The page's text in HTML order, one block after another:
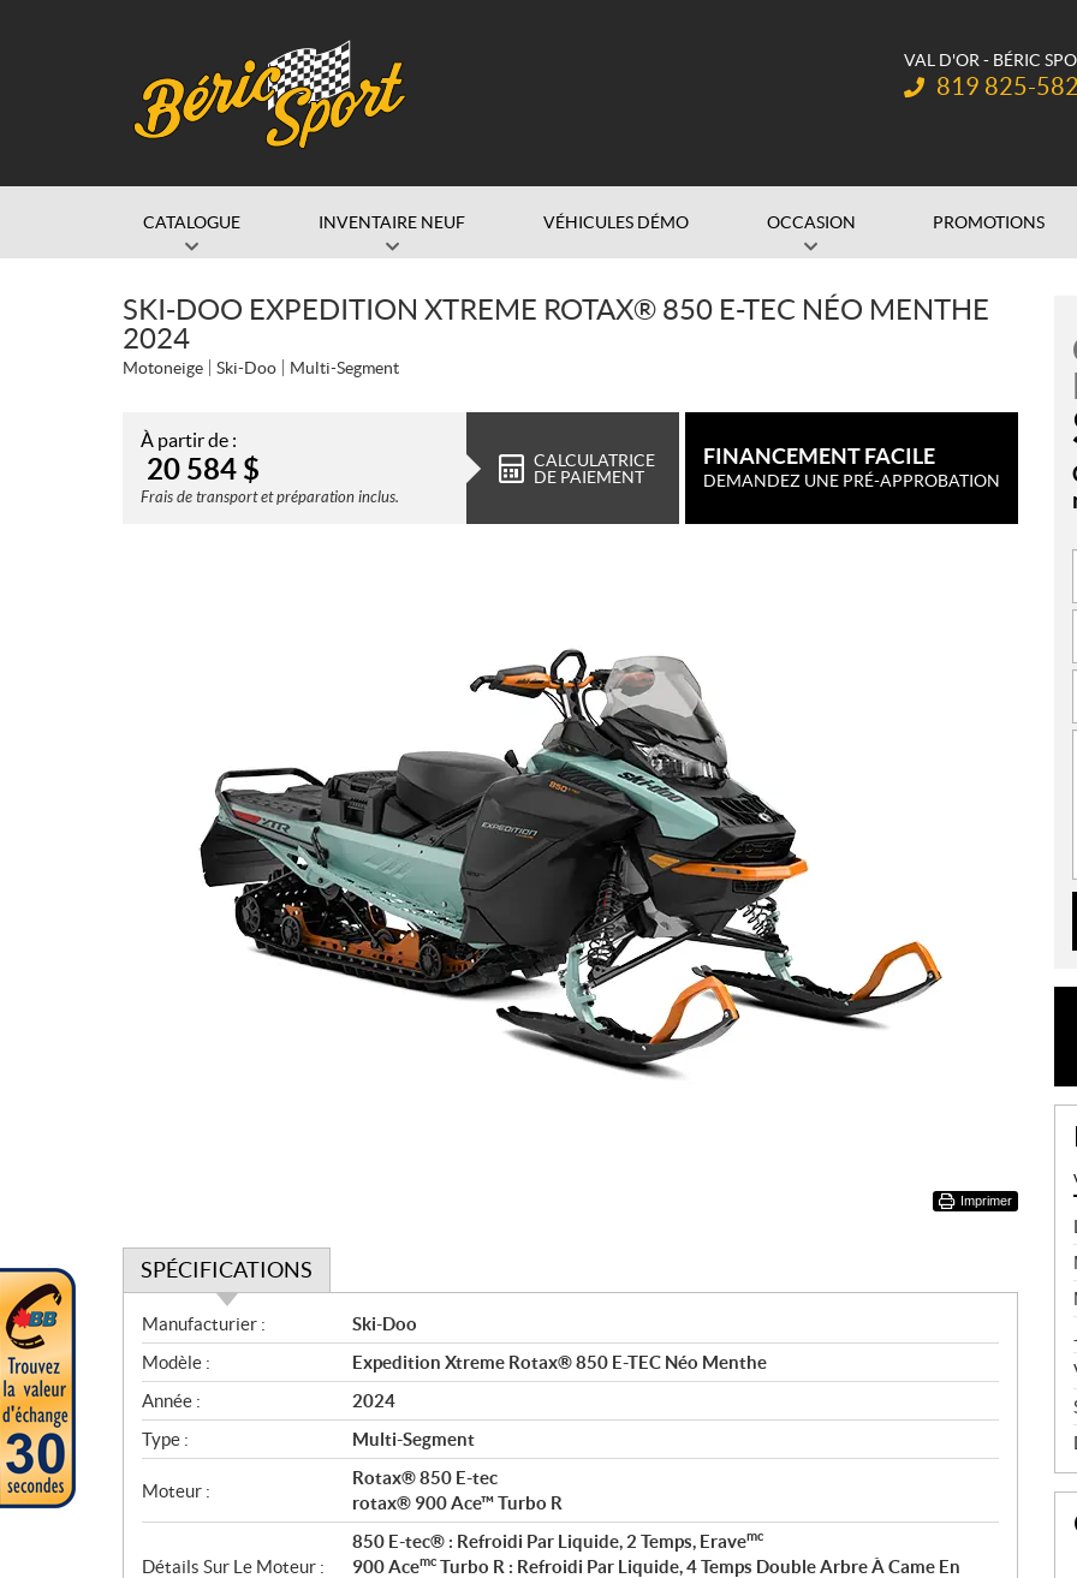
VAL D'OR - BÉRIC
Téléphone :
819 825-
CATALOGUE INVENTAIRE NEUF VÉHICULES DÉMO OCCASION PROMOTIONS
SKI-DOO EXPEDITION XTREME ROTAX® 850 E-TEC NÉO MENTHE
2024
Motoneige Ski-Doo Multi-Segment
À partir de :
20 584 $
Frais de transport et préparation inclus.
CALCULATRICE
DE PAIEMENT
FINANCEMENT FACILE
DEMANDEZ UNE PRÉ-APPROBATION
Imprimer
SPÉCIFICATIONS
S
p
é
c
i
f
i
c
t
Manufacturier :
Ski-Doo
Modèle :
Expedition Xtreme Rotax® 850 E-TEC Néo Menthe
Année :
2024
Type :
Multi-Segment
Moteur :
Rotax® 850 E-tec
rotax® 900 Ace™ Turbo R
Détails Sur Le Moteur :
850 E-tec® : Refroidi Par Liquide, 2 Temps, Eravemc
900 Acemc Turbo R : Refroidi Par Liquide, 4 Temps Double Arbre À Came En